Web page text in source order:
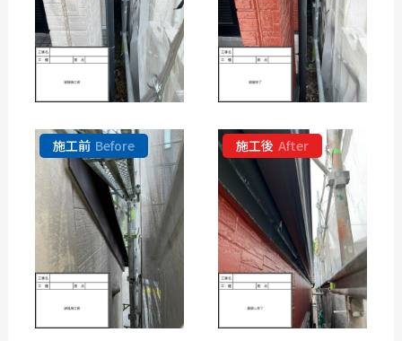
施工前 Before 施工後 After